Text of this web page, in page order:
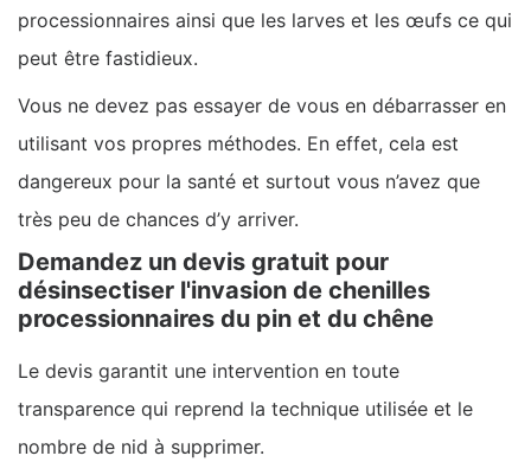
processionnaires ainsi que les larves et les œufs ce qui
peut être fastidieux.
Vous ne devez pas essayer de vous en débarrasser en
utilisant vos propres méthodes. En effet, cela est
dangereux pour la santé et surtout vous n’avez que
très peu de chances d’y arriver.
Demandez un devis gratuit pour
désinsectiser l'invasion de chenilles
processionnaires du pin et du chêne
Le devis garantit une intervention en toute
transparence qui reprend la technique utilisée et le
nombre de nid à supprimer.